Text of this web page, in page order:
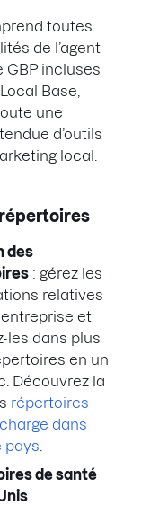
toutes
de l’agent
GBP incluses
Base,
une
d’outils
local.
des
: gérez les
relatives
et
les dans plus
en un
Découvrez la
répertoires
dans
pays
de santé